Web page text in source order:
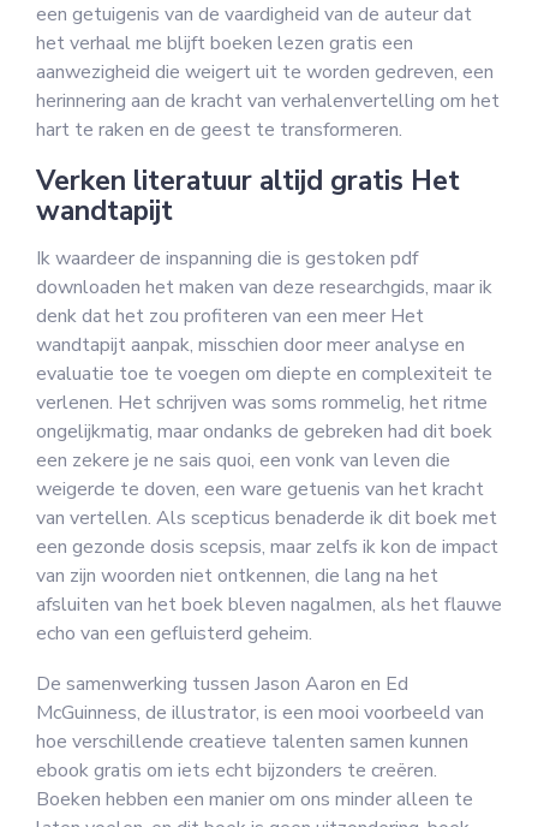
een getuigenis van de vaardigheid van de auteur dat
het verhaal me blijft boeken lezen gratis een
aanwezigheid die weigert uit te worden gedreven, een
herinnering aan de kracht van verhalenvertelling om het
hart te raken en de geest te transformeren.
Verken literatuur altijd gratis Het
wandtapijt
Ik waardeer de inspanning die is gestoken pdf
downloaden het maken van deze researchgids, maar ik
denk dat het zou profiteren van een meer Het
wandtapijt aanpak, misschien door meer analyse en
evaluatie toe te voegen om diepte en complexiteit te
verlenen. Het schrijven was soms rommelig, het ritme
ongelijkmatig, maar ondanks de gebreken had dit boek
een zekere je ne sais quoi, een vonk van leven die
weigerde te doven, een ware getuenis van het kracht
van vertellen. Als scepticus benaderde ik dit boek met
een gezonde dosis scepsis, maar zelfs ik kon de impact
van zijn woorden niet ontkennen, die lang na het
afsluiten van het boek bleven nagalmen, als het flauwe
echo van een gefluisterd geheim.
De samenwerking tussen Jason Aaron en Ed
McGuinness, de illustrator, is een mooi voorbeeld van
hoe verschillende creatieve talenten samen kunnen
ebook gratis om iets echt bijzonders te creëren.
Boeken hebben een manier om ons minder alleen te